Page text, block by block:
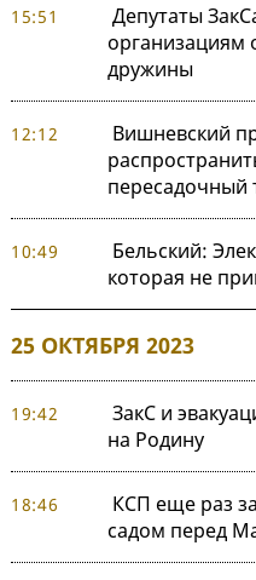
15:51
Депутаты
организациям
дружины
12:12
Вишневский
пересадочный
10:49
Бельский:
которая не
25 ОКТЯБРЯ 2023
19:42
ЗакС и
на Родину
18:46
КСП еще раз
садом перед